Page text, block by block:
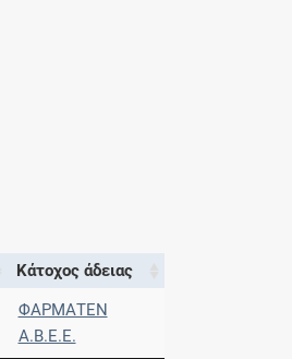
Κάτοχος άδειας
ΦΑΡΜΑΤΕΝ
Α.Β.Ε.Ε.